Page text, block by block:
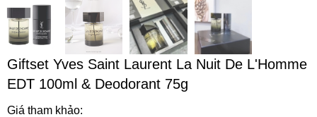
Giftset Yves Saint Laurent La Nuit De L'Homme
EDT 100ml & Deodorant 75g
Giá tham khảo: